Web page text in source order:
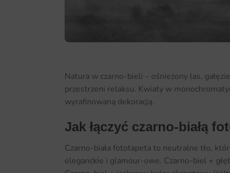
Natura w czarno-bieli – ośnieżony las,
przestrzeni relaksu. Kwiaty w
wyrafinowaną dekoracją.
Jak łączyć czarno-białą
Czarno-biała fototapeta to neutralne tło,
eleganckie i glamour-owe. Czarno-biel +